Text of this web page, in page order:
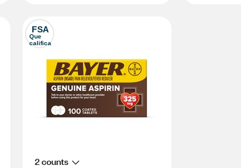
FSA
Que
califica
2 counts